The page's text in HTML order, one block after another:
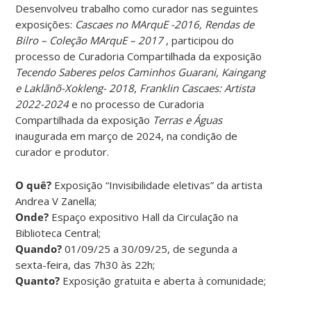
Desenvolveu trabalho como curador nas seguintes
exposições: Cascaes no MArquE -2016, Rendas de
Bilro – Coleção MArquE – 2017, participou do
processo de Curadoria Compartilhada da exposição
Tecendo Saberes pelos Caminhos Guarani, Kaingang
e Laklãnõ-Xokleng- 2018, Franklin Cascaes: Artista
2022-2024e no processo de Curadoria
Compartilhada da exposição Terras e Águas
inaugurada em março de 2024, na condição de
curador e produtor.
O quê? Exposição “Invisibilidade eletivas” da artista
Andrea V Zanella;
Onde? Espaço expositivo Hall da Circulação na
Biblioteca Central;
Quando? 01/09/25 a 30/09/25, de segunda a
sexta-feira, das 7h30 às 22h;
Quanto? Exposição gratuita e aberta à comunidade;